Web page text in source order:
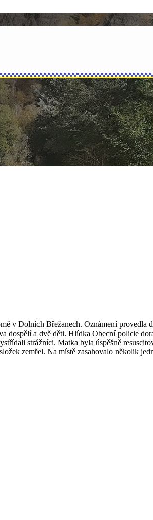
v Dolních Břežanech. Oznámení provedla
dospělí a dvě děti. Hlídka Obecní policie
strážníci. Matka byla úspěšně
zemřel. Na místě zasahovalo několik